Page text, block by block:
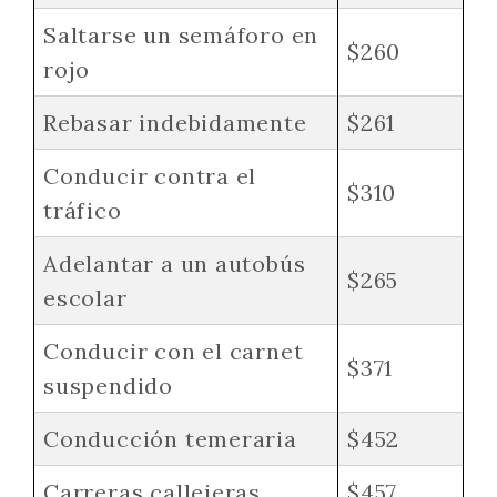
Saltarse un semáforo en
rojo
$260
Rebasar indebidamente
$261
Conducir contra el
tráfico
$310
Adelantar a un autobús
escolar
$265
Conducir con el carnet
suspendido
$371
Conducción temeraria
$452